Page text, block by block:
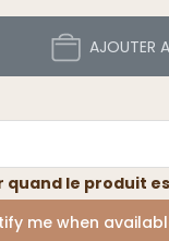
AJOUTER
quand le produit
me when